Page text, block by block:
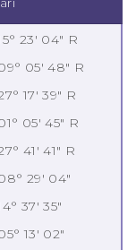
23' 04" R
05' 48" R
17' 39" R
05' 45" R
41' 41" R
29' 04"
37' 35"
13' 02"